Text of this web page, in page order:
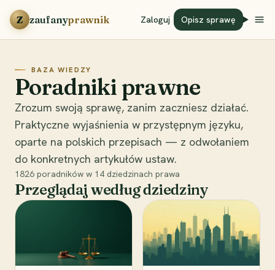
Przejdź do treści
Z zaufanyprawnik Zaloguj Opisz sprawę
BAZA WIEDZY
Poradniki prawne
Zrozum swoją sprawę, zanim zaczniesz działać.
Praktyczne wyjaśnienia w przystępnym języku,
oparte na polskich przepisach — z odwołaniem
do konkretnych artykułów ustaw.
1826 poradników w 14 dziedzinach prawa
Przeglądaj według dziedziny